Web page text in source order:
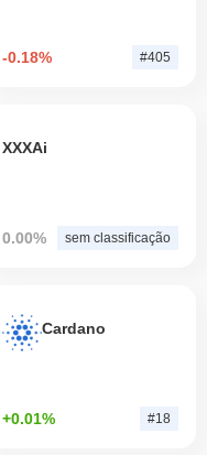
-0.18% #405
XXXAi
0.00% sem classificação
Cardano
+0.01% #18